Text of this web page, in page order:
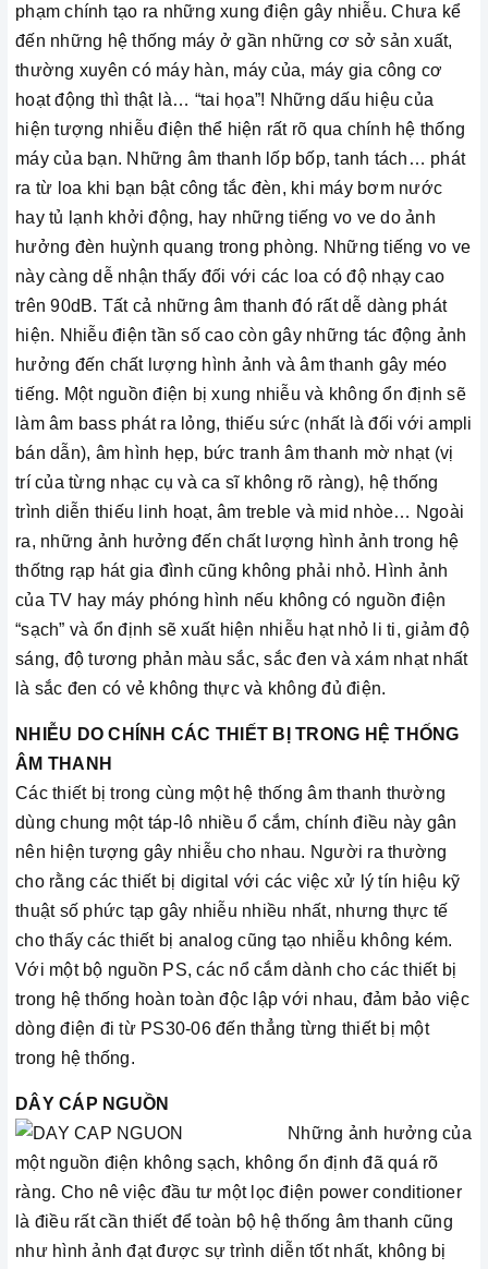
phạm chính tạo ra những xung điện gây nhiễu. Chưa kể
đến những hệ thống máy ở gần những cơ sở sản xuất,
thường xuyên có máy hàn, máy của, máy gia công cơ
hoạt động thì thật là… “tai họa”! Những dấu hiệu của
hiện tượng nhiễu điện thể hiện rất rõ qua chính hệ thống
máy của bạn. Những âm thanh lốp bốp, tanh tách… phát
ra từ loa khi bạn bật công tắc đèn, khi máy bơm nước
hay tủ lạnh khởi động, hay những tiếng vo ve do ảnh
hưởng đèn huỳnh quang trong phòng. Những tiếng vo ve
này càng dễ nhận thấy đối với các loa có độ nhạy cao
trên 90dB. Tất cả những âm thanh đó rất dễ dàng phát
hiện. Nhiễu điện tần số cao còn gây những tác động ảnh
hưởng đến chất lượng hình ảnh và âm thanh gây méo
tiếng. Một nguồn điện bị xung nhiễu và không ổn định sẽ
làm âm bass phát ra lỏng, thiếu sức (nhất là đối với ampli
bán dẫn), âm hình hẹp, bức tranh âm thanh mờ nhạt (vị
trí của từng nhạc cụ và ca sĩ không rõ ràng), hệ thống
trình diễn thiếu linh hoạt, âm treble và mid nhòe… Ngoài
ra, những ảnh hưởng đến chất lượng hình ảnh trong hệ
thốtng rạp hát gia đình cũng không phải nhỏ. Hình ảnh
của TV hay máy phóng hình nếu không có nguồn điện
“sạch” và ổn định sẽ xuất hiện nhiễu hạt nhỏ li ti, giảm độ
sáng, độ tương phản màu sắc, sắc đen và xám nhạt nhất
là sắc đen có vẻ không thực và không đủ điện.
NHIỄU DO CHÍNH CÁC THIẾT BỊ TRONG HỆ THỐNG
ÂM THANH
Các thiết bị trong cùng một hệ thống âm thanh thường
dùng chung một táp-lô nhiều ổ cắm, chính điều này gân
nên hiện tượng gây nhiễu cho nhau. Người ra thường
cho rằng các thiết bị digital với các việc xử lý tín hiệu kỹ
thuật số phức tạp gây nhiễu nhiều nhất, nhưng thực tế
cho thấy các thiết bị analog cũng tạo nhiễu không kém.
Với một bộ nguồn PS, các nổ cắm dành cho các thiết bị
trong hệ thống hoàn toàn độc lập với nhau, đảm bảo việc
dòng điện đi từ PS30-06 đến thẳng từng thiết bị một
trong hệ thống.
DÂY CÁP NGUỒN
Những ảnh hưởng của
một nguồn điện không sạch, không ổn định đã quá rõ
ràng. Cho nê việc đầu tư một lọc điện power conditioner
là điều rất cần thiết để toàn bộ hệ thống âm thanh cũng
như hình ảnh đạt được sự trình diễn tốt nhất, không bị